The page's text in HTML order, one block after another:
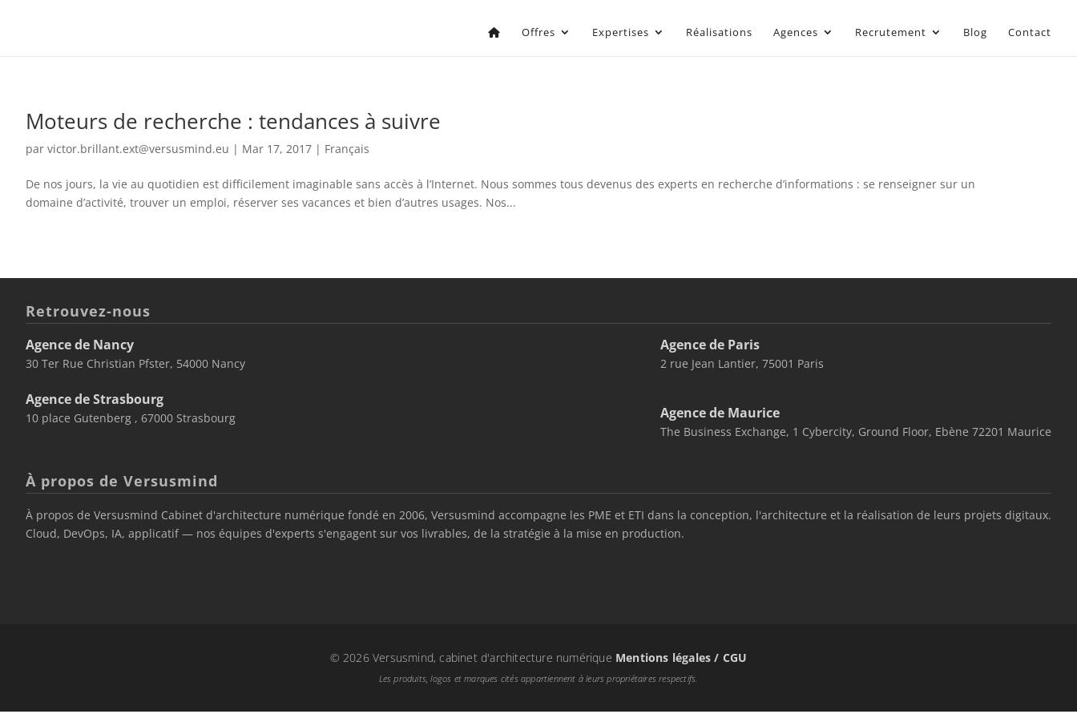
Offres Expertises Réalisations Agences Recrutement Blog Contact
Moteurs de recherche : tendances à suivre
par victor.brillant.ext@versusmind.eu | Mar 17, 2017 | Français
De nos jours, la vie au quotidien est difficilement imaginable sans accès à l’Internet. Nous sommes tous devenus des experts en recherche d’informations : se renseigner sur un
domaine d’activité, trouver un emploi, réserver ses vacances et bien d’autres usages. Nos...
Retrouvez-nous
Agence de Nancy
30 Ter Rue Christian Pfster, 54000 Nancy
Agence de Strasbourg
10 place Gutenberg , 67000 Strasbourg
Agence de Paris
2 rue Jean Lantier, 75001 Paris
Agence de Maurice
The Business Exchange, 1 Cybercity, Ground Floor, Ebène 72201 Maurice
À propos de Versusmind
À propos de Versusmind Cabinet d'architecture numérique fondé en 2006, Versusmind accompagne les PME et ETI dans la conception, l'architecture et la réalisation de leurs projets digitaux.
Cloud, DevOps, IA, applicatif — nos équipes d'experts s'engagent sur vos livrables, de la stratégie à la mise en production.
© 2026 Versusmind, cabinet d'architecture numérique Mentions légales / CGU
Les produits, logos et marques cités appartiennent à leurs propriétaires respectifs.